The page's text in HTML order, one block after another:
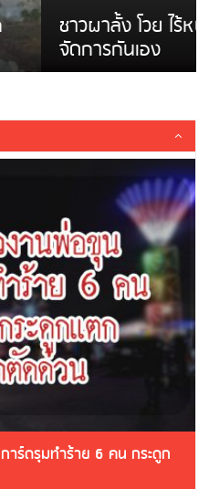
านดูแล ดินสไลด์ ต้อง
ร์ดรุมทำร้าย 6 คน กระดูก